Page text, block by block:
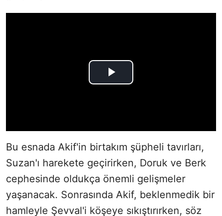
Bu esnada Akif'in birtakım şüpheli tavırları,
Suzan'ı harekete geçirirken, Doruk ve Berk
cephesinde oldukça önemli gelişmeler
yaşanacak. Sonrasında Akif, beklenmedik bir
hamleyle Şevval'i köşeye sıkıştırırken, söz